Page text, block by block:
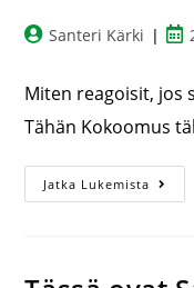
Santeri Kärki
Miten reagoisit, jos
Tähän Kokoomus
Jatka Lukemista